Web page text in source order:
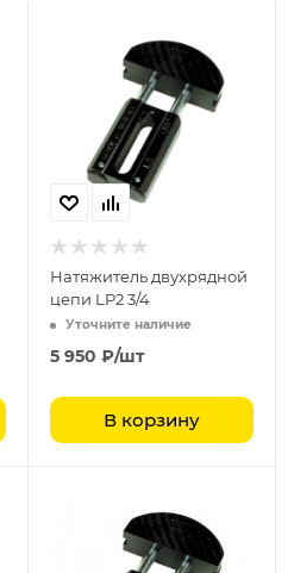
Натяжитель двухрядной
цепи LP2 3/4
Уточните наличие
5 950 ₽/шт
В корзину